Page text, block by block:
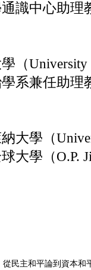
識中心助理
（
系兼任助理
大學（
大學（O.P.
民主和平論到資本和